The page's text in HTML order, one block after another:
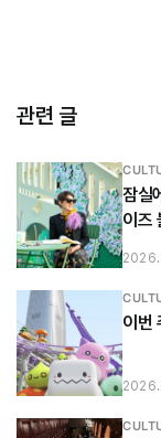
관련 글
잠실
이즈
이번